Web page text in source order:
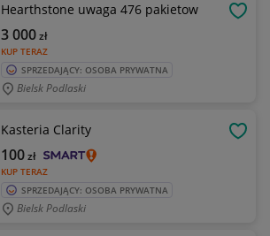
Hearthstone uwaga 476 pakietow
KUP TERAZ
3 000zł
SPRZEDAJĄCY: OSOBA PRYWATNA
Bielsk Podlaski
Kasteria Clarity
KUP TERAZ
100zł
SPRZEDAJĄCY: OSOBA PRYWATNA
Bielsk Podlaski